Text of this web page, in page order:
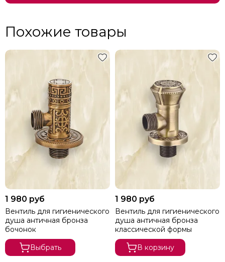
Похожие товары
1 980 руб
Вентиль для гигиенического
душа античная бронза
бочонок
Выбрать
1 980 руб
Вентиль для гигиенического
душа античная бронза
классической формы
В корзину